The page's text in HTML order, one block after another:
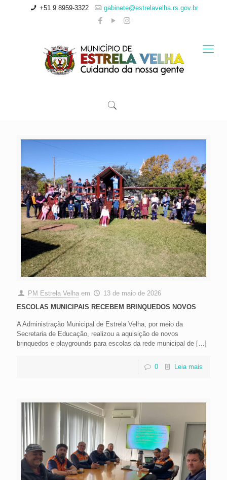
+51 9 8959-3322 gabinete@estrelavelha.rs.gov.br
PM Estrela Velha em
13 de maio de 2026
ESCOLAS MUNICIPAIS RECEBEM BRINQUEDOS NOVOS
A Administração Municipal de Estrela Velha, por meio da
Secretaria de Educação, realizou a aquisição de novos
brinquedos e playgrounds para escolas da rede municipal de […]
0 Leia mais